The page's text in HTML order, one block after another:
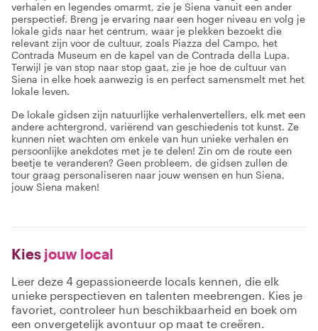
verhalen en legendes omarmt, zie je Siena vanuit een ander
perspectief. Breng je ervaring naar een hoger niveau en volg je
lokale gids naar het centrum, waar je plekken bezoekt die
relevant zijn voor de cultuur, zoals Piazza del Campo, het
Contrada Museum en de kapel van de Contrada della Lupa.
Terwijl je van stop naar stop gaat, zie je hoe de cultuur van
Siena in elke hoek aanwezig is en perfect samensmelt met het
lokale leven.
De lokale gidsen zijn natuurlijke verhalenvertellers, elk met een
andere achtergrond, variërend van geschiedenis tot kunst. Ze
kunnen niet wachten om enkele van hun unieke verhalen en
persoonlijke anekdotes met je te delen! Zin om de route een
beetje te veranderen? Geen probleem, de gidsen zullen de
tour graag personaliseren naar jouw wensen en hun Siena,
jouw Siena maken!
Kies jouw local
Leer deze 4 gepassioneerde locals kennen, die elk
unieke perspectieven en talenten meebrengen. Kies je
favoriet, controleer hun beschikbaarheid en boek om
een onvergetelijk avontuur op maat te creëren.